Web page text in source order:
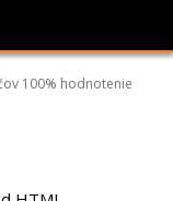
100% hodnotenie